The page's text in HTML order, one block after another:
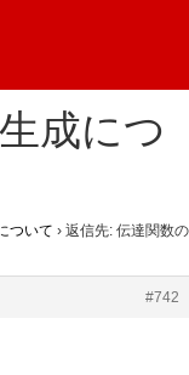
成につ
ついて › 返信先: 伝達関数の
#742